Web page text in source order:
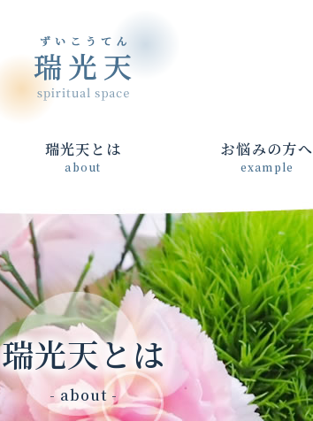
瑞光天とは
about
お悩みの方へ
example
瑞光天とは
- about -